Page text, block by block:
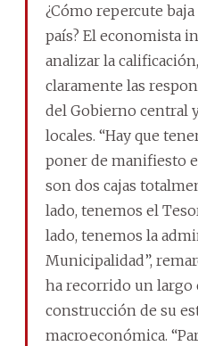
¿Cómo repercute
país? El economista
analizar la
claramente las
del Gobierno central
locales. “Hay que
poner de manifiesto
son dos cajas
lado, tenemos el
lado, tenemos la
Municipalidad”,
ha recorrido un largo
construcción de su
macroeconómica.